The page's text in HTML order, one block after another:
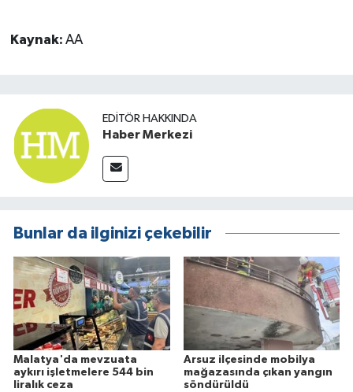
Kaynak: AA
EDITÖR HAKKINDA
Haber Merkezi
Bunlar da ilginizi çekebilir
Malatya'da mevzuata
aykırı işletmelere 544 bin
liralık ceza
Arsuz ilçesinde mobilya
mağazasında çıkan yangın
söndürüldü